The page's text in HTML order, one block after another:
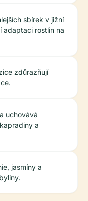
sbírek v jižní
adaptaci rostlin na
zdůrazňují
uchovává
a
jasmíny a